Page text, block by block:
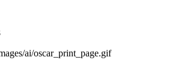
ai/oscar_print_page.gif